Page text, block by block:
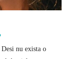
nu exista o